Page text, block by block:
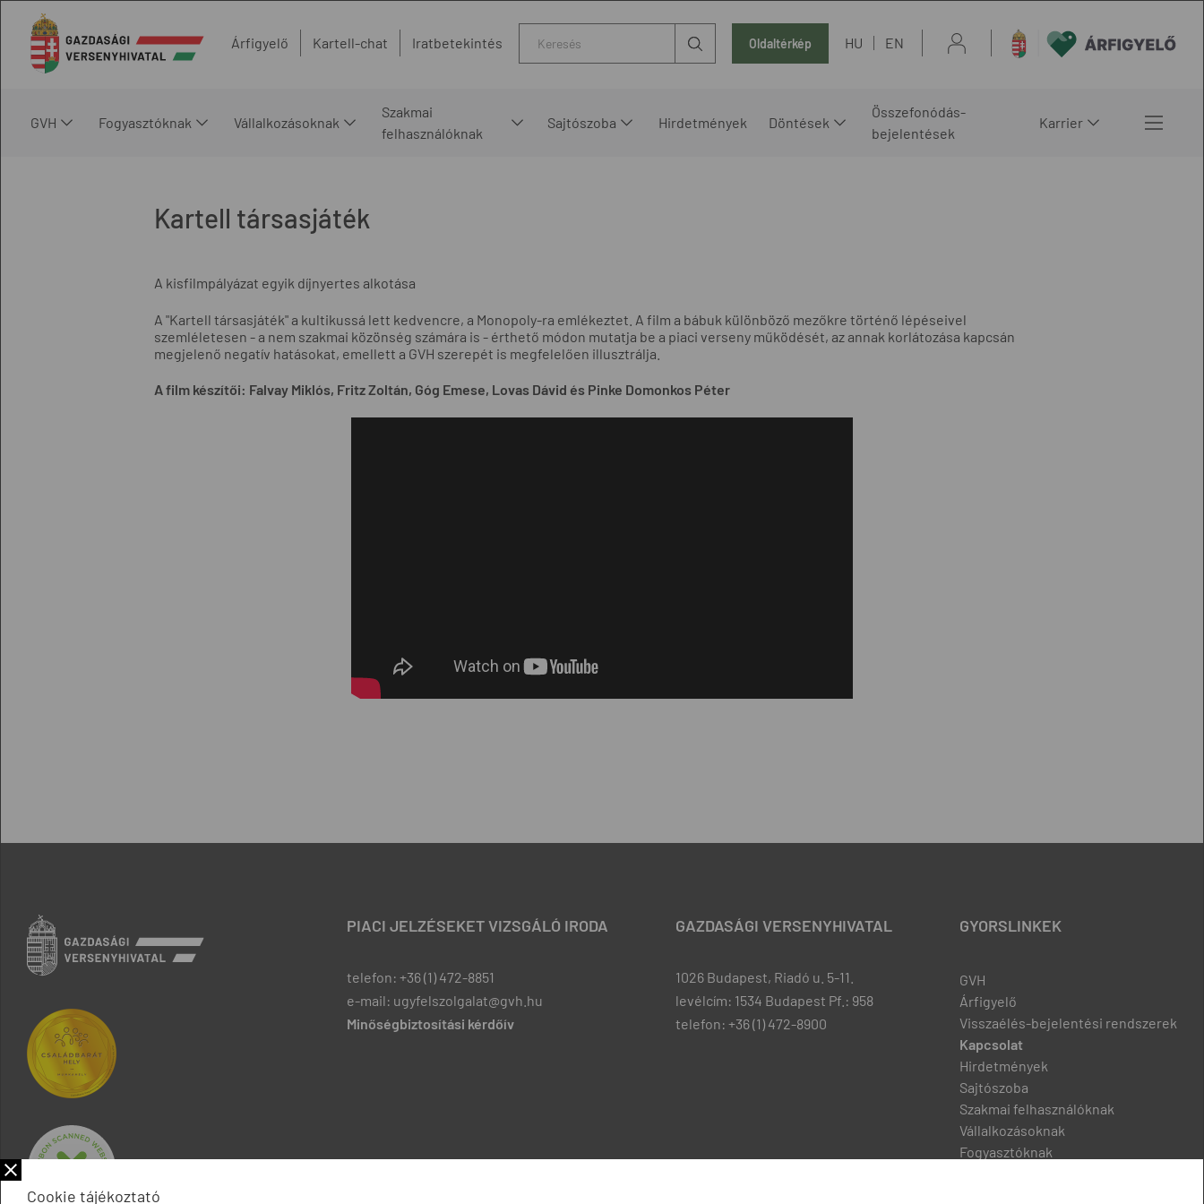
Árfigyelő Kartell-chat Iratbetekintés Oldaltérkép HU EN
GVH Fogyasztóknak Vállalkozásoknak
Szakmai
felhasználóknak
Sajtószoba Hirdetmények Döntések
Összefonódás-
bejelentések
Karrier
Kartell társasjáték
A kisfilmpályázat egyik díjnyertes alkotása
A "Kartell társasjáték" a kultikussá lett kedvencre, a Monopoly-ra emlékeztet. A film a bábuk különböző mezőkre történő lépéseivel
szemléletesen - a nem szakmai közönség számára is - érthető módon mutatja be a piaci verseny működését, az annak korlátozása kapcsán
megjelenő negatív hatásokat, emellett a GVH szerepét is megfelelően illusztrálja.
A film készítői: Falvay Miklós, Fritz Zoltán, Góg Emese, Lovas Dávid és Pinke Domonkos Péter
PIACI JELZÉSEKET VIZSGÁLÓ IRODA
telefon: +36 (1) 472-8851
e-mail: ugyfelszolgalat@gvh.hu
Minőségbiztosítási kérdőív
GAZDASÁGI VERSENYHIVATAL
1026 Budapest, Riadó u. 5-11.
levélcím: 1534 Budapest Pf.: 958
telefon: +36 (1) 472-8900
GYORSLINKEK
GVH
Árfigyelő
Visszaélés-bejelentési rendszerek
Kapcsolat
Hirdetmények
Sajtószoba
Szakmai felhasználóknak
Vállalkozásoknak
Fogyasztóknak
Cookie tájékoztató